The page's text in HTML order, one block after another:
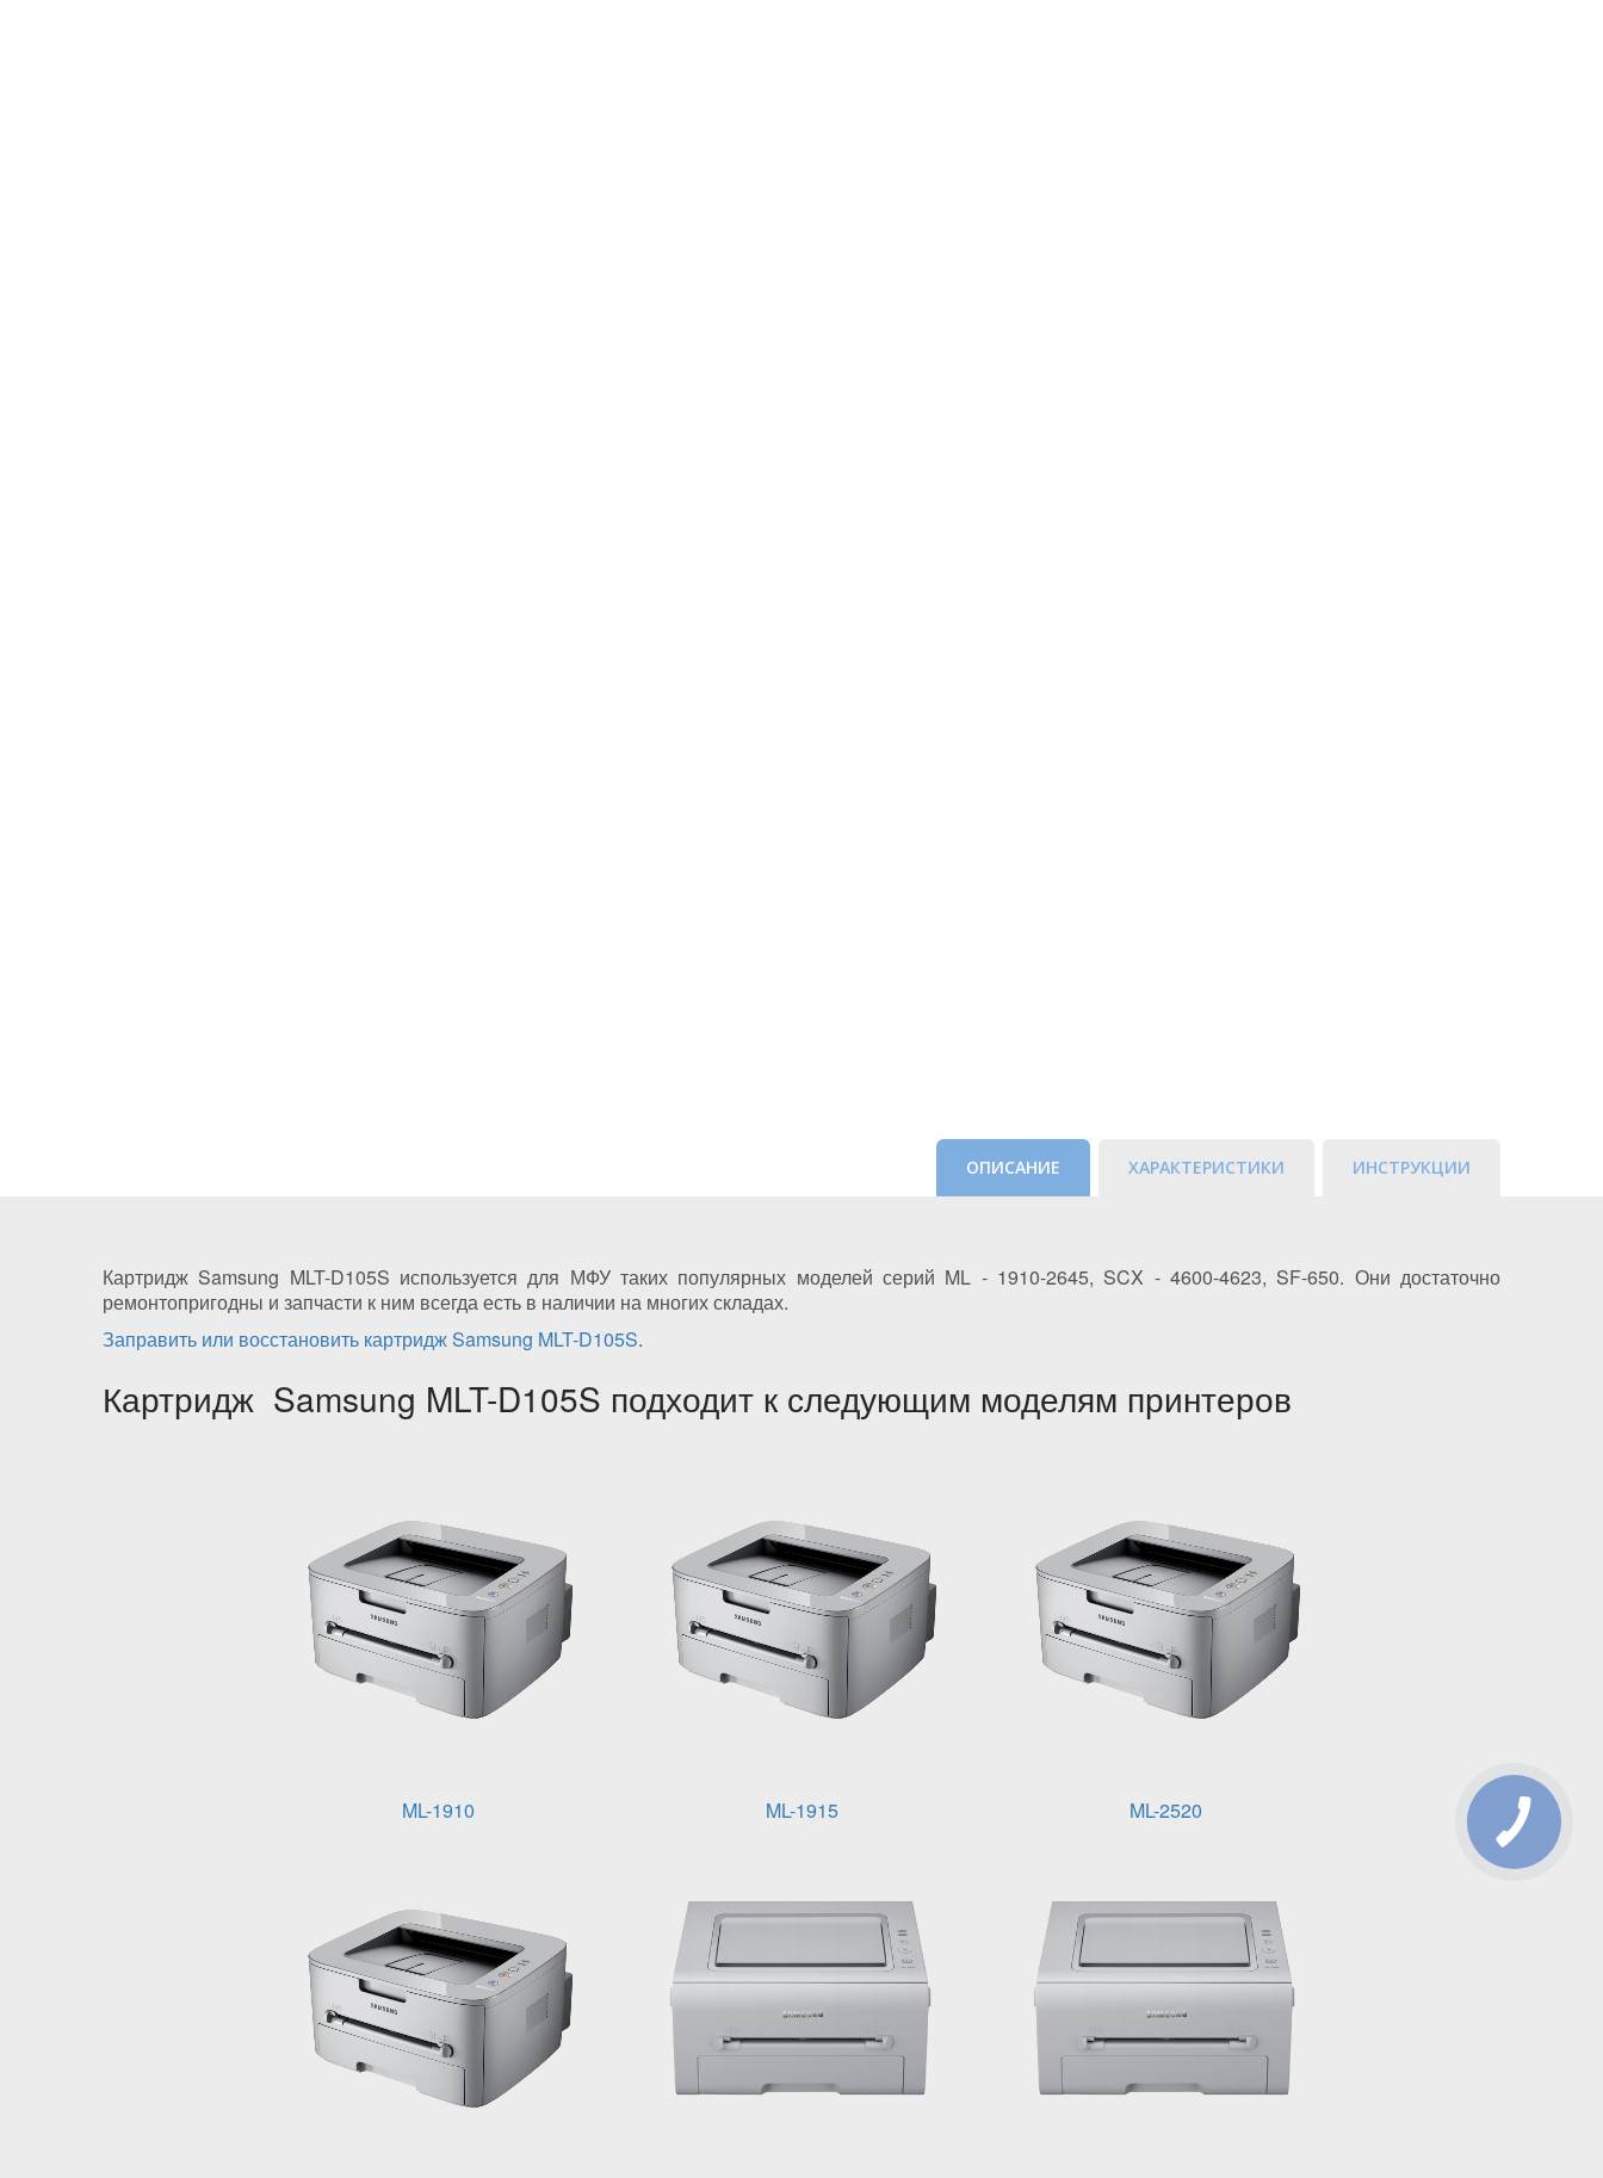
ОПИСАНИЕ ХАРАКТЕРИСТИКИ ИНСТРУКЦИИ
Картридж Samsung MLT-D105S используется для МФУ таких популярных моделей серий ML - 1910-2645, SCX - 4600-4623, SF-650. Они достаточно
ремонтопригодны и запчасти к ним всегда есть в наличии на многих складах.
Заправить или восстановить картридж Samsung MLT-D105S.
Картридж Samsung MLT-D105S подходит к следующим моделям принтеров
ML-1910 ML-1915 ML-2520